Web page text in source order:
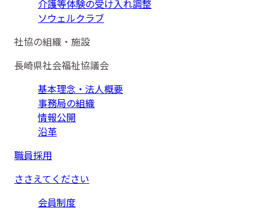
介護等体験の受け入れ調整
ソウェルクラブ
社協の組織・施設
長崎県社会福祉協議会
基本理念・法人概要
事務局の組織
情報公開
沿革
職員採用
ささえてください
会員制度